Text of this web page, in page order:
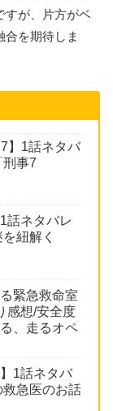
すが、片方がベ
合を期待しま
】1話ネタバ
刑事7
話ネタバレ
紐解く
緊急救命室
感想/安全度
、走るオペ
1話ネタバ
救急医のお話